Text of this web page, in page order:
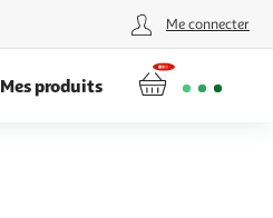
Me connecter
Mes produits